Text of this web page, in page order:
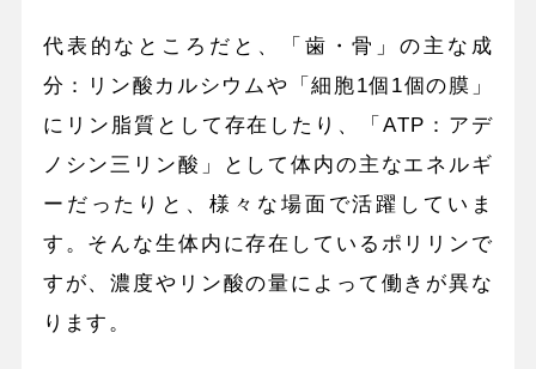
代表的なところだと、「歯・骨」の主な成
分：リン酸カルシウムや「細胞1個1個の膜」
にリン脂質として存在したり、「ATP：アデ
ノシン三リン酸」として体内の主なエネルギ
ーだったりと、様々な場面で活躍していま
す。そんな生体内に存在しているポリリンで
すが、濃度やリン酸の量によって働きが異な
ります。